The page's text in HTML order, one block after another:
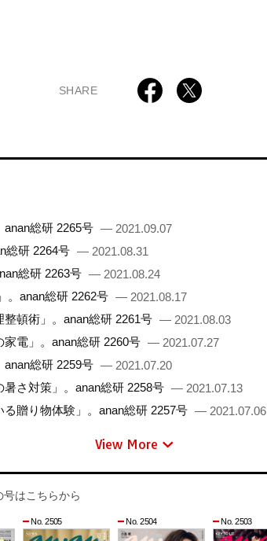
SHARE
総研 2265号 — 2021.09.07
総研 2264号 — 2021.08.31
総研 2263号 — 2021.08.24
。anan総研 2262号 — 2021.08.17
頓術」。anan総研 2261号 — 2021.08.03
電」。anan総研 2260号 — 2021.07.27
総研 2259号 — 2021.07.20
さ対策」。anan総研 2258号 — 2021.07.13
贈り物体験」。anan総研 2257号 — 2021.07.06
View More
号はこちらから
No. 2505 No. 2504 No. 2503